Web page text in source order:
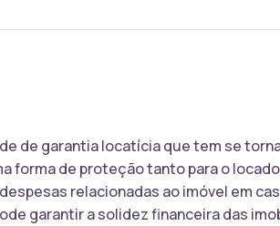
de garantia locatícia que tem se
forma de proteção tanto para o
relacionadas ao imóvel em
garantir a solidez financeira das